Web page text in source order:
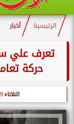
الرئيسية أخبار
حركة
الثلاثاء 19 مايو 2026